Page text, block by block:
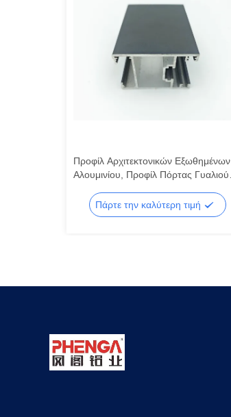
Προφίλ Αρχιτεκτονικών Εξωθημένων
Αλουμινίου, Προφίλ Πόρτας Γυαλιού
Πάρτε την καλύτερη τιμή